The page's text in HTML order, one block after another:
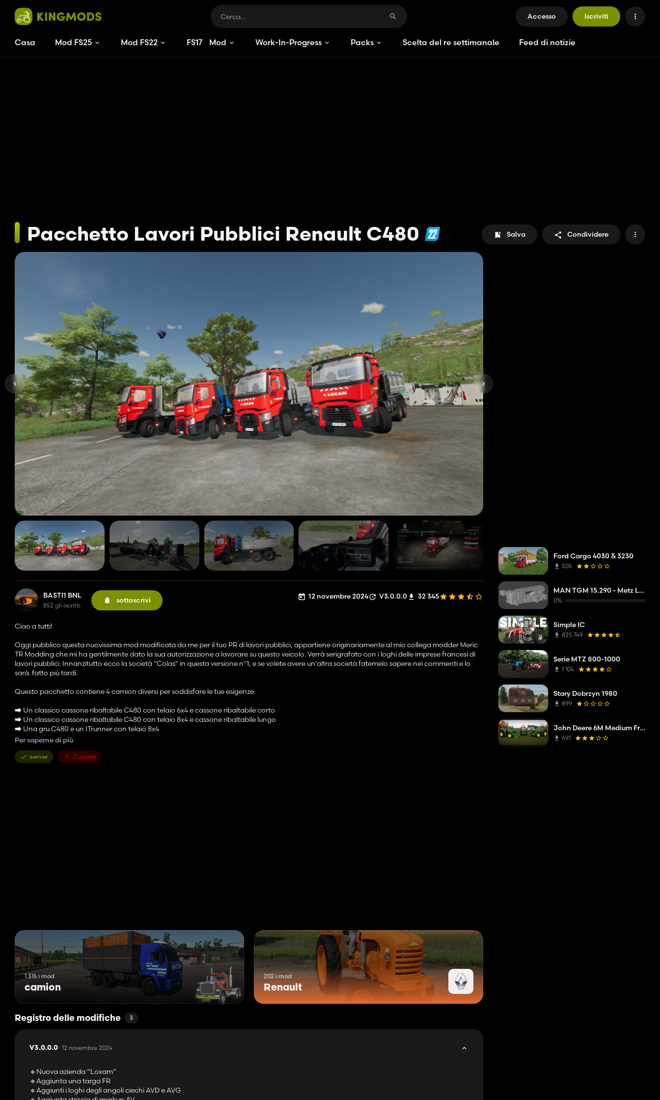
Accesso Iscriviti
Casa Mod FS25 Mod FS22 FS17 Mod Work-In-Progress Packs Scelta del re settimanale Feed di notizie
Pacchetto Lavori Pubblici Renault C480 Salva Condividere
BASTI1 BNL
852 gli iscritti
sottoscrivi 12 novembre 2024 V3.0.0.0 32 345
Ciao a tutti!
Oggi pubblico questa nuovissima mod modificata da me per il tuo PR di lavori pubblici, appartiene originariamente al mio collega modder Meric
TR Modding che mi ha gentilmente dato la sua autorizzazione a lavorare su questo veicolo. Verrà serigrafato con i loghi delle imprese francesi di
lavori pubblici. Innanzitutto ecco la società "Colas" in questa versione n°1, e se volete avere un'altra società fatemelo sapere nei commenti e lo
sarà. fatto più tardi.
Questo pacchetto contiene 4 camion diversi per soddisfare le tue esigenze:
⮕ Un classico cassone ribaltabile C480 con telaio 6x4 e cassone ribaltabile corto
⮕ Un classico cassone ribaltabile C480 con telaio 8x4 e cassone ribaltabile lungo
⮕ Una gru C480 e un ITrunner con telaio 8x4
⮕ Una piattaforma C480 con chassis 8x4
PS: avete come prova l'accordo di Meric TR Modding nel file .zip, lo ringrazio ancora 🙏🏻
Per saperne di più
server Console
1 315 i mod
camion
202 i mod
Renault
Registro delle modifiche 3
V3.0.0.0 12 novembre 2024
🔹Nuova azienda “Loxam”
🔹Aggiunta una targa FR
🔹Aggiunti i loghi degli angoli ciechi AVD e AVG
Ford Cargo 4030 & 3230
505
MAN TGM 15.290 - Metz L32A XS - DLAK
0%
Simple IC
825 749
Serie MTZ 800-1000
1 104
Stary Dobrzyn 1980
899
John Deere 6M Medium Frame 2020
691